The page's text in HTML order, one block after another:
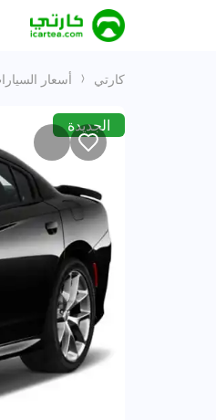
كارتي أسعار
الجديدة